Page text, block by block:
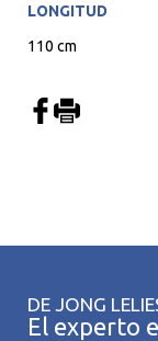
LONGITUD
110 cm
DE JONG
El experto